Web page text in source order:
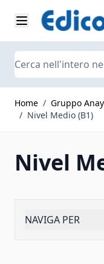
Salta al contenuto
Search
Home / Gruppo
/ Nivel Medio (B1)
Nivel
NAVIGA PER